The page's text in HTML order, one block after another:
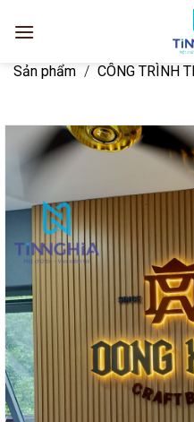
Sản phẩm / CÔNG TRÌNH